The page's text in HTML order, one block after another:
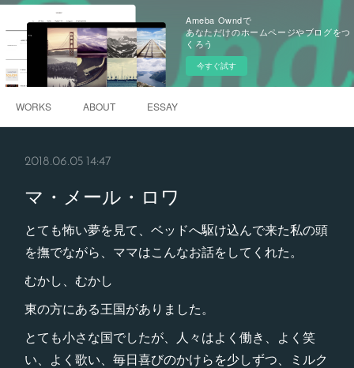
Ameba Owndで
あなただけのホームページやブログをつ
くろう
今すぐ試す
WORKS ABOUT ESSAY
2018.06.05 14:47
マ・メール・ロワ
とても怖い夢を見て、ベッドへ駆け込んで来た私の頭
を撫でながら、ママはこんなお話をしてくれた。
むかし、むかし
東の方にある王国がありました。
とても小さな国でしたが、人々はよく働き、よく笑
い、よく歌い、毎日喜びのかけらを少しずつ、ミルク